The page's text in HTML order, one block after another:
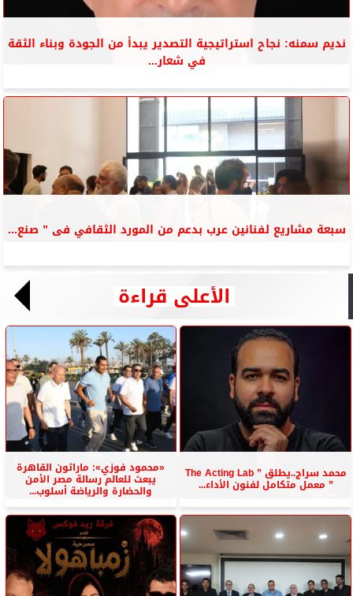
نديم سمنه: نجاح استراتيجية التصدير يبدأ من الجودة وبناء الثقة
في شعار...
سبعة مشاريع لفنانين عرب بدعم من المورد الثقافي فى ” صنع...
الأعلى قراءة
محمد سراج..يطلق ” The Acting Lab
” معمل متكامل لفنون الأداء...
«محمود فوزي»: ماراثون القاهرة
يبعث للعالم رسالة مصر الأمن
والحضارة والرياضة أسلوب...